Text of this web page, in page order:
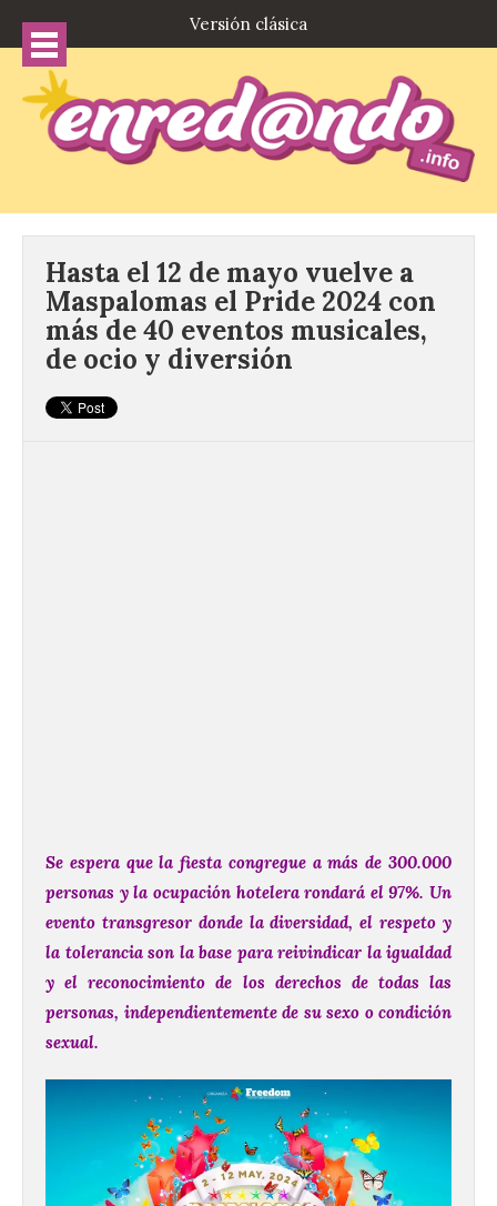
Versión clásica
Hasta el 12 de mayo vuelve a
Maspalomas el Pride 2024 con
más de 40 eventos musicales,
de ocio y diversión
Se espera que la fiesta congregue a más de 300.000
personas y la ocupación hotelera rondará el 97%. Un
evento transgresor donde la diversidad, el respeto y
la tolerancia son la base para reivindicar la igualdad
y el reconocimiento de los derechos de todas las
personas, independientemente de su sexo o condición
sexual.